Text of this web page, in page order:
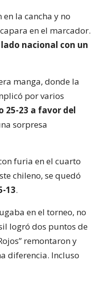
en la cancha y no
en el marcador.
nacional con un
manga, donde la
por varios
25-23 a favor del
sorpresa
furia en el cuarto
chileno, se quedó
13.
en el torneo, no
logró dos puntos de
remontaron y
diferencia. Incluso